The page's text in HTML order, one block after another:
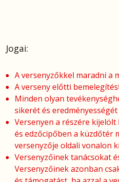
Jogai:
A versenyzőkkel maradni a
A verseny előtti
Minden olyan
sikerét és
Versenyen a részére
és edzőcipőben a küzdőtér
versenyzője oldali vonalon
Versenyzőinek tanácsokat
Versenyzőinek azonban